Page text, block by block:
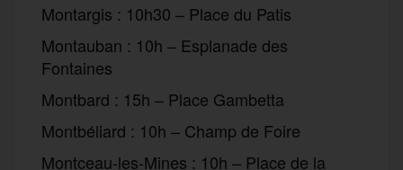
Montargis : 10h30 – Place du Patis
Montauban : 10h – Esplanade des
Fontaines
Montbard : 15h – Place Gambetta
Montbéliard : 10h – Champ de Foire
Montceau-les-Mines : 10h – Place de la